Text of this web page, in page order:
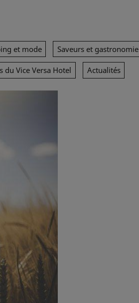
et mode Saveurs et gastronomie
du Vice Versa Hotel Actualités